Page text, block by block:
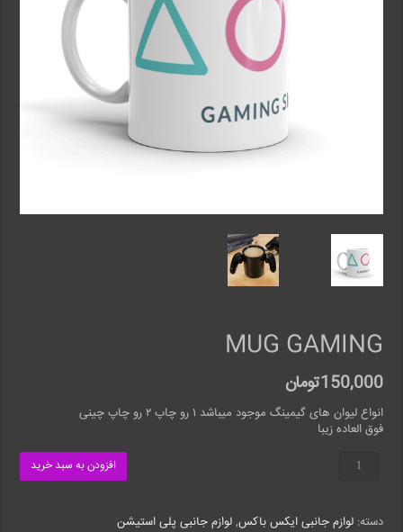
MUG GAMING
150,000تومان
انواع لیوان های گیمینگ موجود میباشد ۱ رو چاپ ۲ رو چاپ چینی
فوق العاده زیبا
MUG
GAMING
افزودن به سبد خرید
دسته:لوازم جانبی ایکس باکس,لوازم جانبی پلی استیشن